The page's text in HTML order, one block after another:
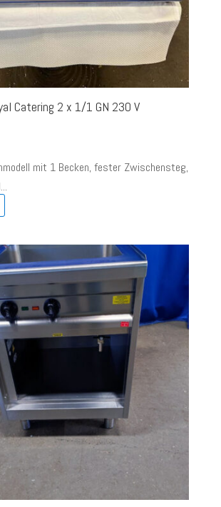
Catering 2 x 1/1 GN 230 V
mit 1 Becken, fester Zwischensteg,